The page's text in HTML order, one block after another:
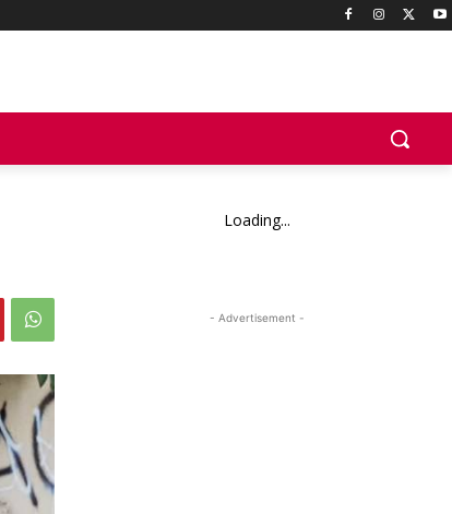
Loading...
- Advertisement -